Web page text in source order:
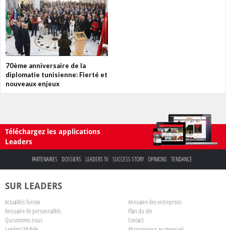
70ème anniversaire de la
diplomatie tunisienne: Fierté et
nouveaux enjeux
Téléchargez les applications
Leaders
PARTENAIRES DOSSIERS LEADERS TV SUCCESS STORY OPINIONS TENDANCE
SUR LEADERS
Actualités Tunisie
Annuaire des entreprises
Annuaire de personnalités
Plan du site
Qui sommes nous
Contact